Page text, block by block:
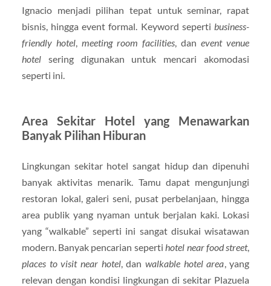
Ignacio menjadi pilihan tepat untuk seminar, rapat
bisnis, hingga event formal. Keyword seperti business-
friendly hotel, meeting room facilities , danevent venue
hotelsering digunakan untuk mencari akomodasi
seperti ini.
Area Sekitar Hotel yang Menawarkan
Banyak Pilihan Hiburan
Lingkungan sekitar hotel sangat hidup dan dipenuhi
banyak aktivitas menarik. Tamu dapat mengunjungi
restoran lokal, galeri seni, pusat perbelanjaan, hingga
area publik yang nyaman untuk berjalan kaki. Lokasi
yang “walkable” seperti ini sangat disukai wisatawan
modern. Banyak pencarian seperti hotel near food street,
places to visit near hotel, danwalkable hotel area , yang
relevan dengan kondisi lingkungan di sekitar Plazuela